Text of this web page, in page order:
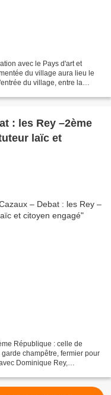
avec le Pays d'art et
du village aura lieu le
du village, entre la
: les Rey –2ème
laïc et
République : celle de
champêtre, fermier pour
Dominique Rey,